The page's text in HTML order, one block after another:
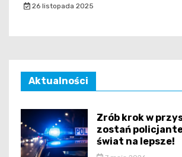
26 listopada 2025
Aktualności
Zrób krok w
zostań
świat na lepsze!